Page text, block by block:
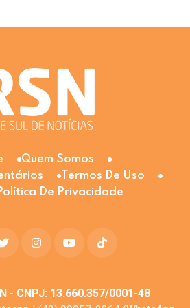
Quem Somos
Termos De Uso
De Privacidade
- CNPJ: 13.660.357/0001-48